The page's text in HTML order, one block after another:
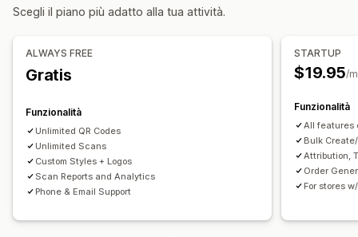
Scegli il piano più adatto alla tua attività.
ALWAYS FREE
Gratis
Funzionalità
Unlimited QR Codes
Unlimited Scans
Custom Styles + Logos
Scan Reports and Analytics
Phone & Email Support
STARTUP
$19.95/
Funzionalità
All features
Bulk
Attribution,
Order
For stores